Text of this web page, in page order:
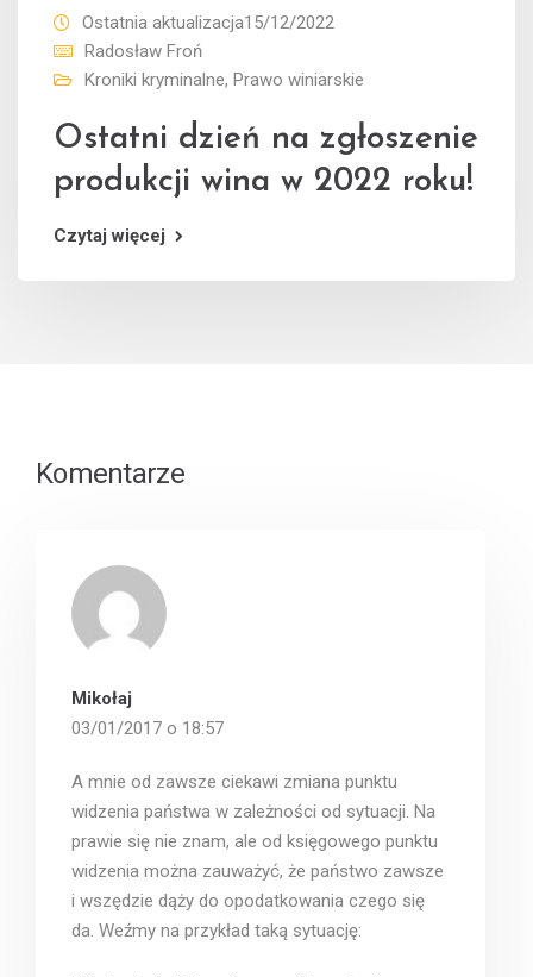
Ostatnia aktualizacja15/12/2022
Radosław Froń
Kroniki kryminalne, Prawo winiarskie
Ostatni dzień na zgłoszenie
produkcji wina w 2022 roku!
Czytaj więcej
Komentarze
Mikołaj
03/01/2017 o 18:57
A mnie od zawsze ciekawi zmiana punktu
widzenia państwa w zależności od sytuacji. Na
prawie się nie znam, ale od księgowego punktu
widzenia można zauważyć, że państwo zawsze
i wszędzie dąży do opodatkowania czego się
da. Weźmy na przykład taką sytuację: